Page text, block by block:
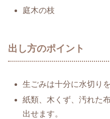
庭木の枝
出し方のポイント
生ごみは十分に水切り
紙類、木くず、汚れた
出せます。